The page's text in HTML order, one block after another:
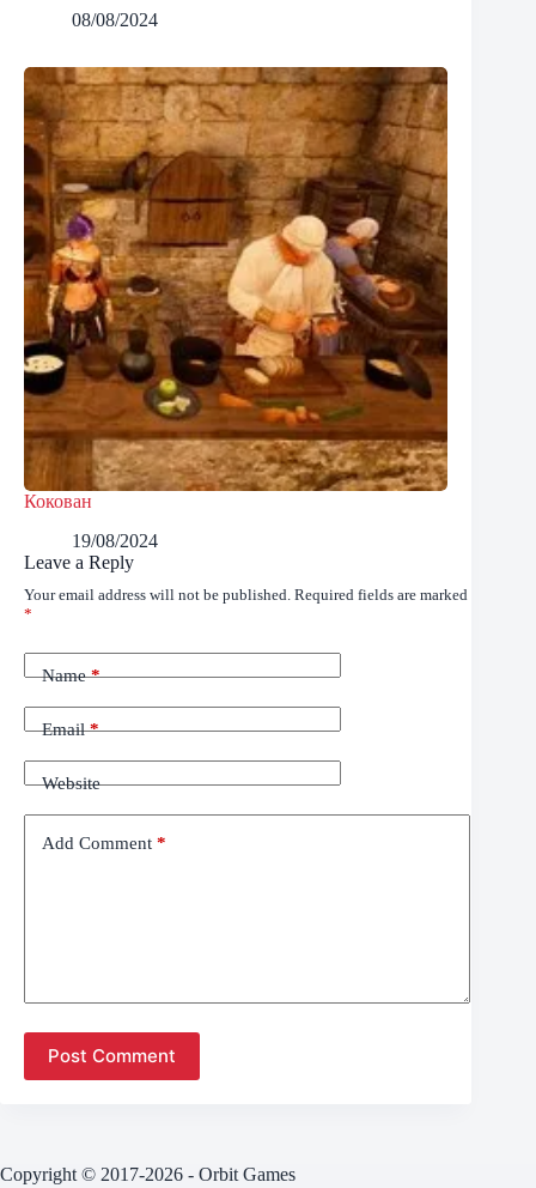
08/08/2024
Кокован
19/08/2024
Leave a Reply
Your email address will not be published. Required fields are marked
*
Name*
Email*
Website
Add Comment *
Post Comment
Copyright © 2017-2026 - Orbit Games